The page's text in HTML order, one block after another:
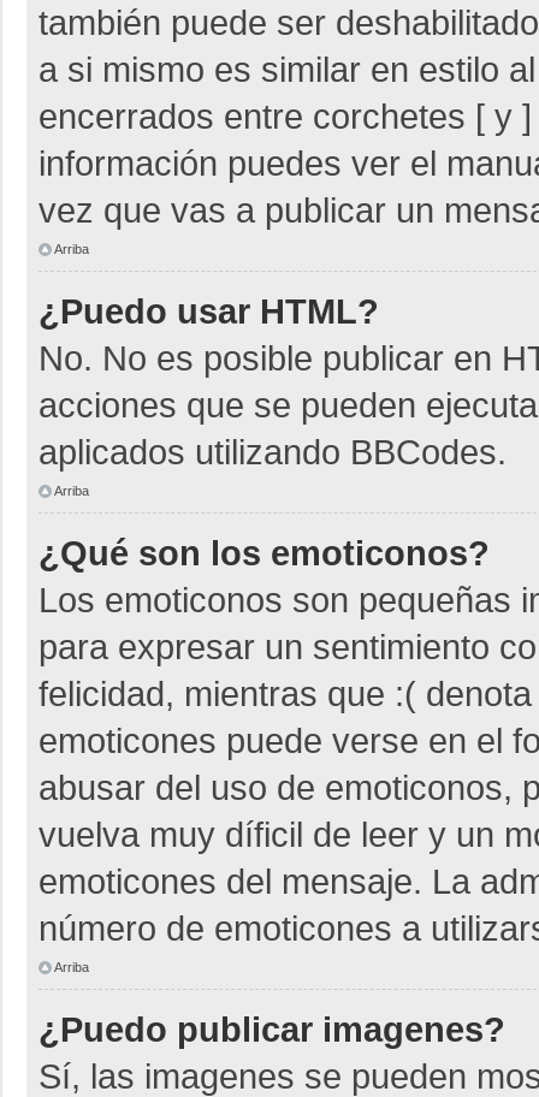
también puede ser
a si mismo es similar en estilo
encerrados entre corchetes [ y
información puedes ver el
vez que vas a publicar un
Arriba
¿Puedo usar HTML?
No. No es posible publicar en
acciones que se pueden
aplicados utilizando BBCodes.
Arriba
¿Qué son los emoticonos?
Los emoticonos son pequeñas
para expresar un sentimiento
felicidad, mientras que :(
emoticones puede verse en el
abusar del uso de emoticonos,
vuelva muy díficil de leer y un
emoticones del mensaje. La
número de emoticones a
Arriba
¿Puedo publicar imagenes?
Sí, las imagenes se pueden